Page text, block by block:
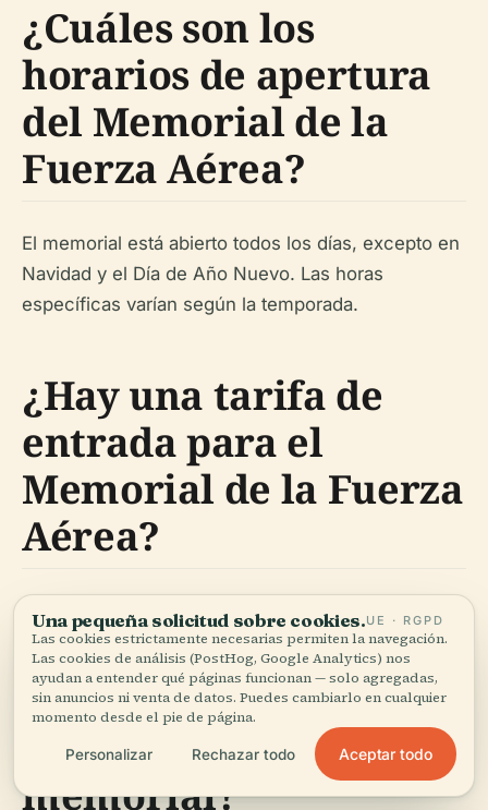
¿Cuáles son los
horarios de apertura
del Memorial de la
Fuerza Aérea?
El memorial está abierto todos los días, excepto en
Navidad y el Día de Año Nuevo. Las horas
específicas varían según la temporada.
¿Hay una tarifa de
entrada para el
Memorial de la Fuerza
Aérea?
No, la entrada al memorial es gratuita.
¿Se permiten
mascotas en el
memorial?
Una pequeña solicitud sobre cookies.UE · RGPD
Las cookies estrictamente necesarias permiten la navegación.
Las cookies de análisis (PostHog, Google Analytics) nos
ayudan a entender qué páginas funcionan — solo agregadas,
sin anuncios ni venta de datos. Puedes cambiarlo en cualquier
momento desde el pie de página.
Personalizar Rechazar todo Aceptar todo